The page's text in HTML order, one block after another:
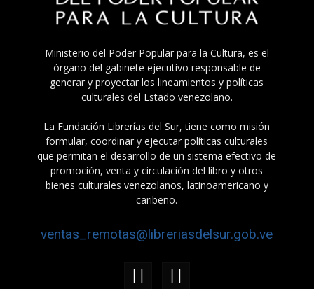
Ministerio del Poder Popular para la Cultura, es el
órgano del gabinete ejecutivo responsable de
generar y proyectar los lineamientos y políticas
culturales del Estado venezolano.
La Fundación Librerías del Sur, tiene como misión
formular, coordinar y ejecutar políticas culturales
que permitan el desarrollo de un sistema efectivo de
promoción, venta y circulación del libro y otros
bienes culturales venezolanos, latinoamericano y
caribeño.
ventas_remotas@libreriasdelsur.gob.ve